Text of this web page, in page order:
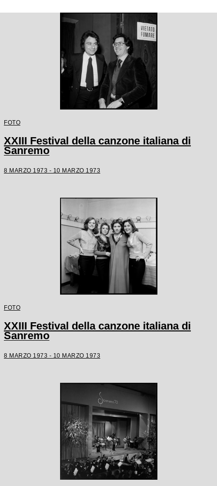
FOTO
XXIII Festival della canzone italiana di
Sanremo
8 MARZO 1973 - 10 MARZO 1973
FOTO
XXIII Festival della canzone italiana di
Sanremo
8 MARZO 1973 - 10 MARZO 1973